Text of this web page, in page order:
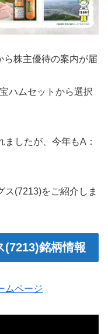
ら株主優待の案内が届
ハムセットから選択
したが、今年もA：
ス(7213)をご紹介しま
(7213)銘柄情報
ムページ